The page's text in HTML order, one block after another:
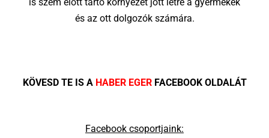
és az ott dolgozók számára.
KÖVESD TE IS A HABER EGERFACEBOOK OLDALÁT
Facebook csoportjaink: